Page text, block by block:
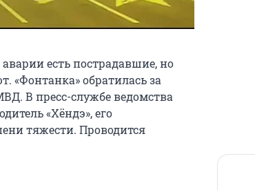
есть пострадавшие, но
«Фонтанка» обратилась за
В пресс-службе ведомства
«Хёндэ», его
тяжести. Проводится